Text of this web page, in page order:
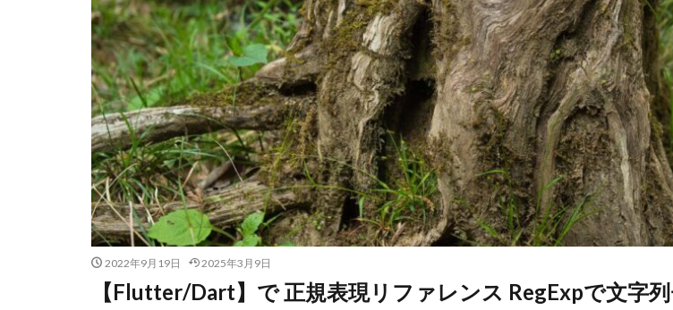
2022年9月19日 2025年3月9日
【Flutter/Dart】で 正規表現リファレンス RegExpで文字